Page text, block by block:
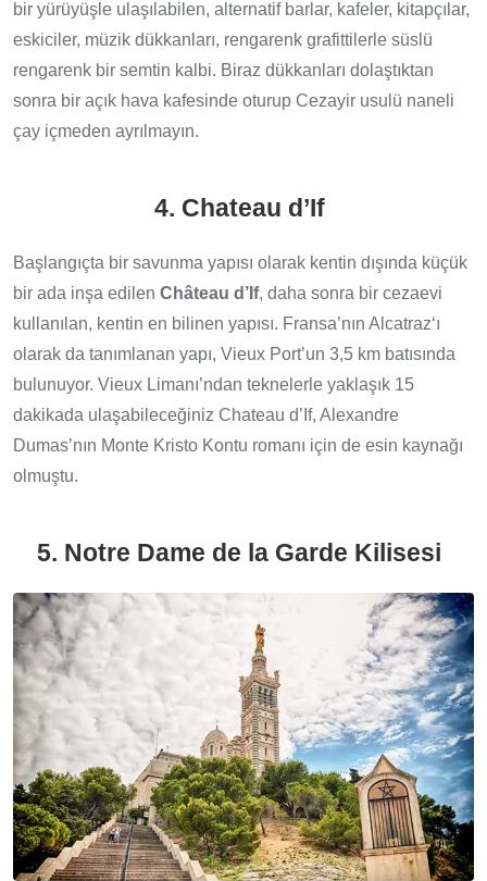
bir yürüyüşle ulaşılabilen, alternatif barlar, kafeler, kitapçılar,
eskiciler, müzik dükkanları, rengarenk grafittilerle süslü
rengarenk bir semtin kalbi. Biraz dükkanları dolaştıktan
sonra bir açık hava kafesinde oturup Cezayir usulü naneli
çay içmeden ayrılmayın.
4. Chateau d’If
Başlangıçta bir savunma yapısı olarak kentin dışında küçük
bir ada inşa edilen Château d’If, daha sonra bir cezaevi
kullanılan, kentin en bilinen yapısı. Fransa’nın Alcatraz‘ı
olarak da tanımlanan yapı, Vieux Port’un 3,5 km batısında
bulunuyor. Vieux Limanı’ndan teknelerle yaklaşık 15
dakikada ulaşabileceğiniz Chateau d’If, Alexandre
Dumas’nın Monte Kristo Kontu romanı için de esin kaynağı
olmuştu.
5. Notre Dame de la Garde Kilisesi